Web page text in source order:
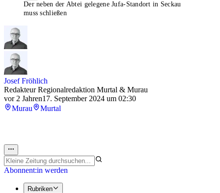
Der neben der Abtei gelegene Jufa-Standort in Seckau
muss schließen
Josef Fröhlich
Redakteur Regionalredaktion Murtal & Murau
vor 2 Jahren17. September 2024 um 02:30
Murau
Murtal
Abonnent:in werden
Rubriken